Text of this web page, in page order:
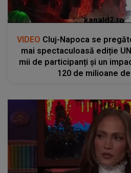
kanald2.ro
VIDEO Cluj-Napoca se
mai spectaculoasă ediție
mii de participanți și un
120 de milioane